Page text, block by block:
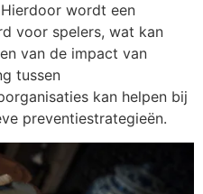
wordt een
voor spelers, wat kan
van de impact van
tussen
kan helpen bij
preventiestrategieën.